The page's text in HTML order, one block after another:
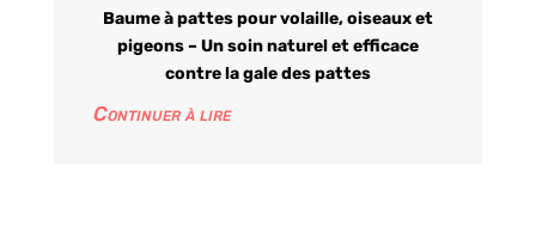
Baume à pattes pour volaille, oiseaux et
pigeons – Un soin naturel et efficace
contre la gale des pattes
Continuer à lire